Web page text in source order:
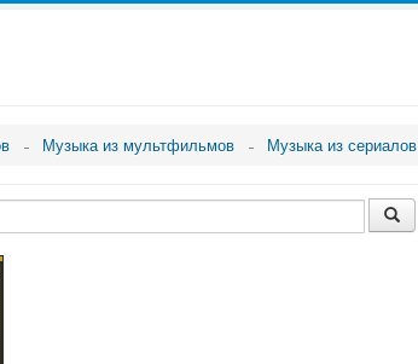
Музыка из мультфильмов Музыка из сериалов